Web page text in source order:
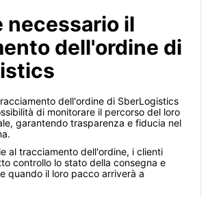
necessario il
dell'ordine di
dell'ordine di SberLogistics
di monitorare il percorso del loro
garantendo trasparenza e fiducia nel
al tracciamento dell'ordine, i clienti
controllo lo stato della consegna e
quando il loro pacco arriverà a